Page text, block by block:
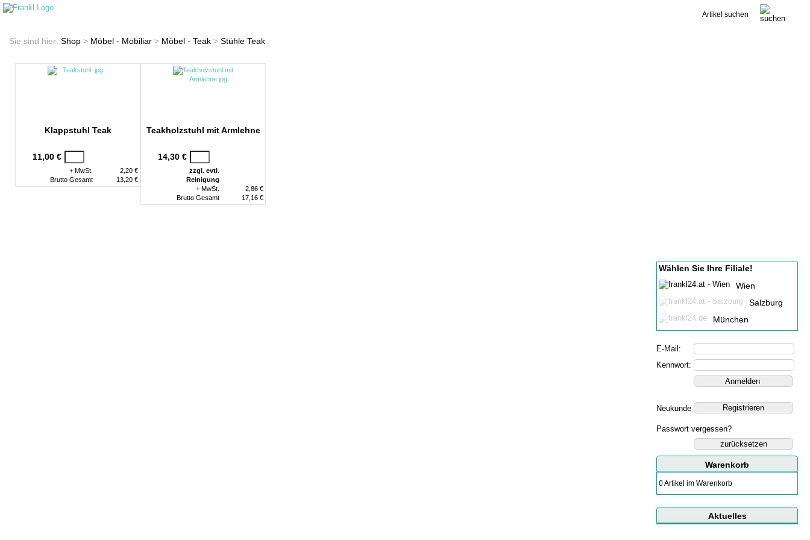
Sie sind hier: Shop > Möbel - Mobiliar > Möbel - Teak > Stühle Teak
Klappstuhl Teak
11,00 €
+ MwSt.
2,20 €
Brutto Gesamt
13,20 €
Teakholzstuhl mit Armlehne
14,30 €
zzgl. evtl.
Reinigung
+ MwSt.
2,86 €
Brutto Gesamt
17,16 €
Wählen Sie Ihre Filiale!
Wien
Salzburg
München
E-Mail:
Kennwort:
Neukunde
Passwort vergessen?
zurücksetzen
Warenkorb
0 Artikel im Warenkorb
Aktuelles